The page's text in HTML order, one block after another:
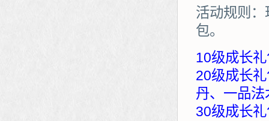
活动规则
包。
10级成长
20级成长
丹、一品法
30级成长